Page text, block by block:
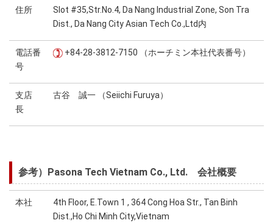
住所
Slot #35,Str.No.4, Da Nang Industrial Zone, Son Tra
Dist., Da Nang City Asian Tech Co.,Ltd内
電話番
号
+84-28-3812-7150 （ホーチミン本社代表番号）
支店
長
古谷 誠一 （Seiichi Furuya）
参考）Pasona Tech Vietnam Co., Ltd. 会社概要
本社
4th Floor, E.Town 1 , 364 Cong Hoa Str., Tan Binh
Dist.,Ho Chi Minh City,Vietnam